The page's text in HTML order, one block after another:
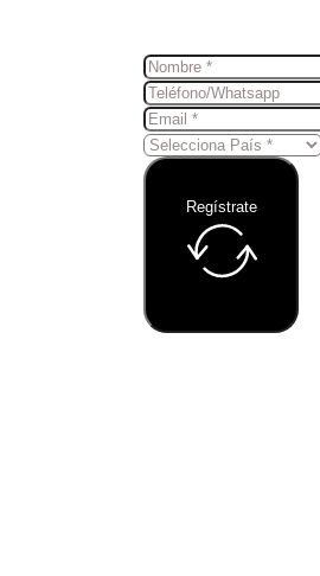
Regístrate